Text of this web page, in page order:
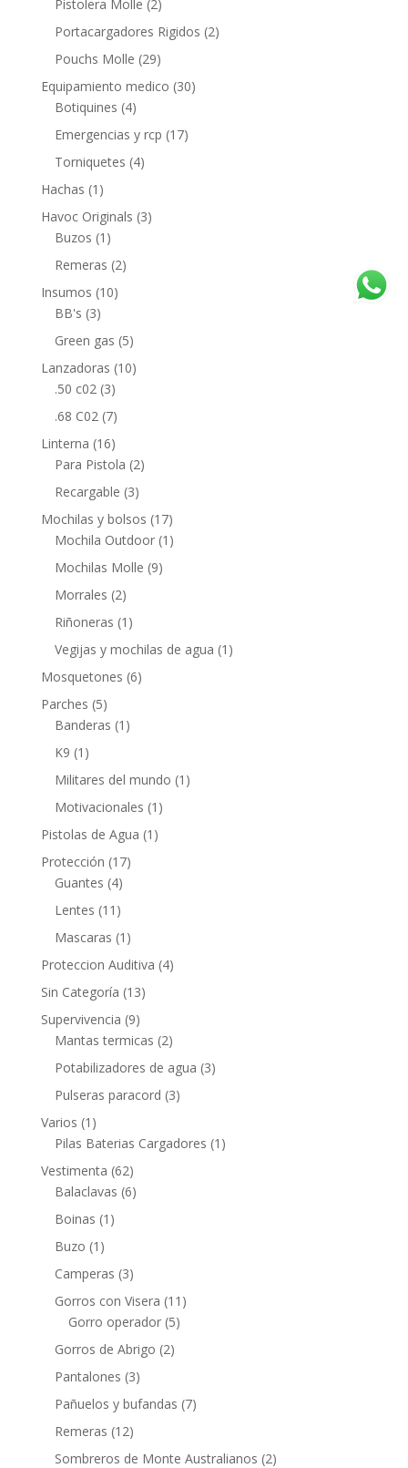
Pistolera Molle (2)
Portacargadores Rigidos (2)
Pouchs Molle (29)
Equipamiento medico (30)
Botiquines (4)
Emergencias y rcp (17)
Torniquetes (4)
Hachas (1)
Havoc Originals (3)
Buzos (1)
Remeras (2)
Insumos (10)
BB's (3)
Green gas (5)
Lanzadoras (10)
.50 c02 (3)
.68 C02 (7)
Linterna (16)
Para Pistola (2)
Recargable (3)
Mochilas y bolsos (17)
Mochila Outdoor (1)
Mochilas Molle (9)
Morrales (2)
Riñoneras (1)
Vegijas y mochilas de agua (1)
Mosquetones (6)
Parches (5)
Banderas (1)
K9 (1)
Militares del mundo (1)
Motivacionales (1)
Pistolas de Agua (1)
Protección (17)
Guantes (4)
Lentes (11)
Mascaras (1)
Proteccion Auditiva (4)
Sin Categoría (13)
Supervivencia (9)
Mantas termicas (2)
Potabilizadores de agua (3)
Pulseras paracord (3)
Varios (1)
Pilas Baterias Cargadores (1)
Vestimenta (62)
Balaclavas (6)
Boinas (1)
Buzo (1)
Camperas (3)
Gorros con Visera (11)
Gorro operador (5)
Gorros de Abrigo (2)
Pantalones (3)
Pañuelos y bufandas (7)
Remeras (12)
Sombreros de Monte Australianos (2)